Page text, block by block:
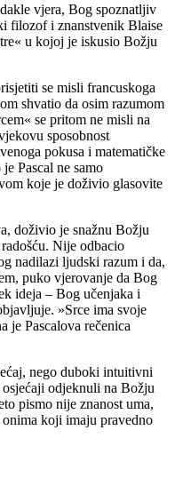
vjera, Bog spoznatljiv
filozof i znanstvenik Blaise
u kojoj je iskusio Božju
se misli francuskoga
shvatio da osim razumom
se pritom ne misli na
sposobnost
pokusa i matematičke
Pascal ne samo
koje je doživio glasovite
doživio je snažnu Božju
Nije odbacio
nadilazi ljudski razum i da,
puko vjerovanje da Bog
ideja – Bog učenjaka i
»Srce ima svoje
je Pascalova rečenica
nego duboki intuitivni
odjeknuli na Božju
pismo nije znanost uma,
koji imaju pravedno